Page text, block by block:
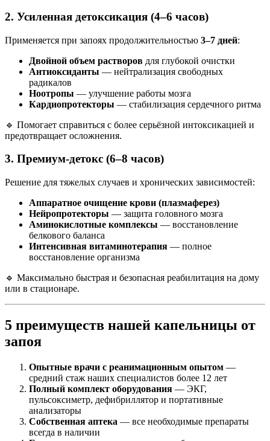
2. Усиленная детоксикация (4–6 часов)
Применяется при запоях продолжительностью 3–7 дней:
Двойной объем растворов для глубокой очистки
Антиоксиданты — нейтрализация свободных
радикалов
Ноотропы — улучшение работы мозга
Кардиопротекторы — стабилизация сердечного ритма
🔹 Помогает справиться с более серьёзной интоксикацией и
предотвращает осложнения.
3. Премиум-детокс (6–8 часов)
Решение для тяжелых случаев и хронических зависимостей:
Аппаратное очищение крови (плазмаферез)
Нейропротекторы — защита головного мозга
Аминокислотные комплексы — восстановление
белкового баланса
Интенсивная витаминотерапия — полное
восстановление организма
🔹 Максимально быстрая и безопасная реабилитация на дому
или в стационаре.
5 преимуществ нашей капельницы от
запоя
Опытные врачи с реанимационным опытом —
средний стаж наших специалистов более 12 лет
Полный комплект оборудования — ЭКГ,
пульсоксиметр, дефибриллятор и портативные
анализаторы
Собственная аптека — все необходимые препараты
всегда в наличии